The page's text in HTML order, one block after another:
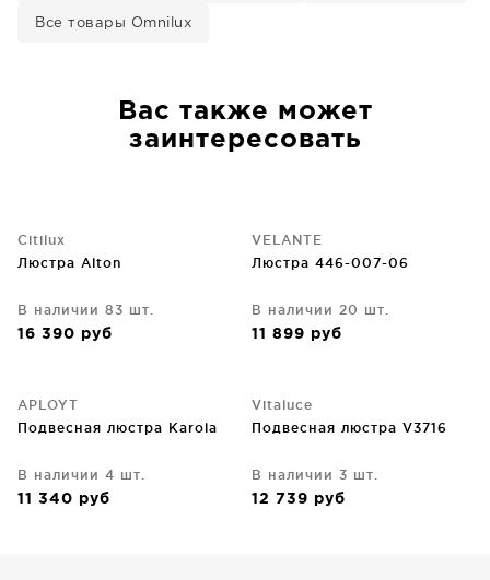
Все товары Omnilux
Вас также может
заинтересовать
Citilux
Люстра Alton
В наличии 83 шт.
16 390 руб
VELANTE
Люстра 446-007-06
В наличии 20 шт.
11 899 руб
APLOYT
Подвесная люстра Karola
В наличии 4 шт.
11 340 руб
Vitaluce
Подвесная люстра V3716
В наличии 3 шт.
12 739 руб